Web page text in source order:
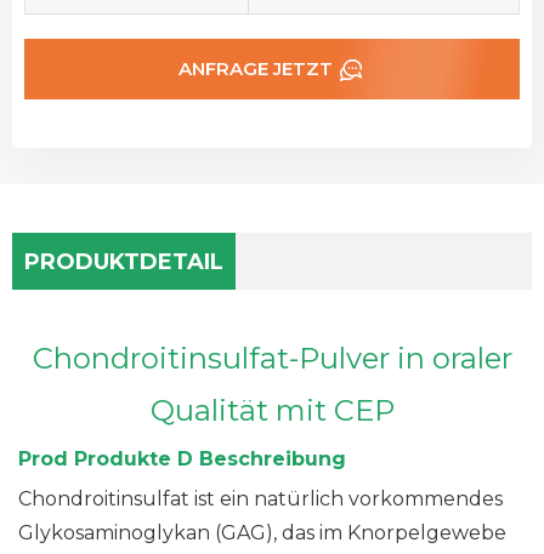
ANFRAGE JETZT
PRODUKTDETAIL
Chondroitinsulfat-Pulver in oraler
Qualität mit CEP
Prod Produkte D Beschreibung
Chondroitinsulfat ist ein natürlich vorkommendes
Glykosaminoglykan (GAG), das im Knorpelgewebe